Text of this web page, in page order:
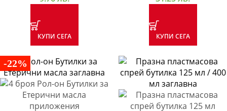
КУПИ СЕГА КУПИ СЕГА
-22%